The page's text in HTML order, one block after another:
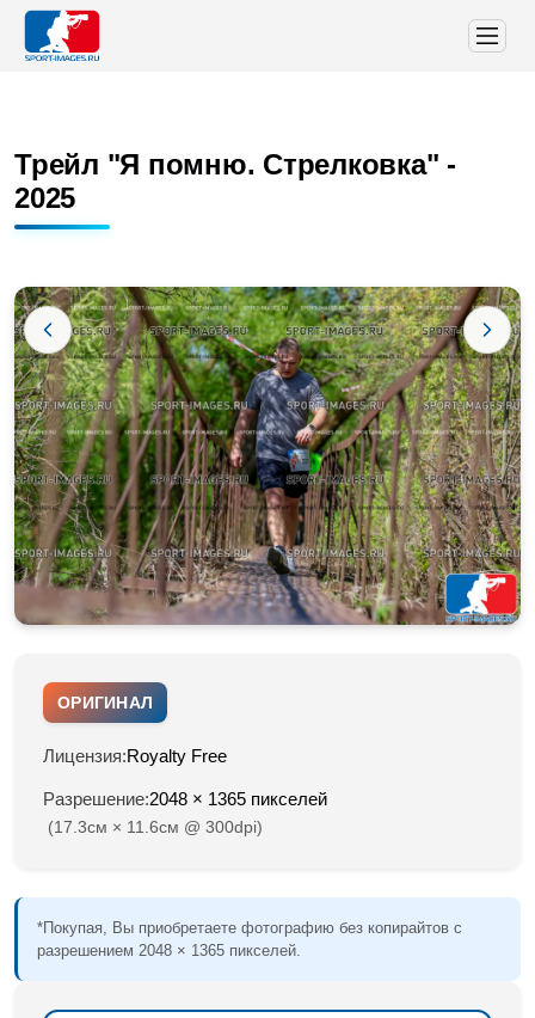
Трейл "Я помню. Стрелковка" -
2025
ОРИГИНАЛ
Лицензия:Royalty Free
Разрешение:2048 × 1365 пикселей
(17.3см × 11.6см @ 300dpi)
*Покупая, Вы приобретаете фотографию без копирайтов с
разрешением 2048 × 1365 пикселей.